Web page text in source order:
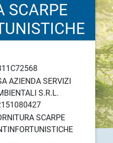
SCARPE
AZIENDA SERVIZI
S.R.L.
SCARPE